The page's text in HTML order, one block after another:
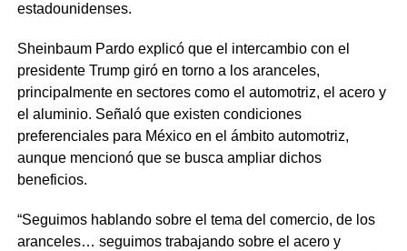
estadounidenses.
Sheinbaum Pardo explicó que el intercambio con el
presidente Trump giró en torno a los aranceles,
principalmente en sectores como el automotriz, el acero y
el aluminio. Señaló que existen condiciones
preferenciales para México en el ámbito automotriz,
aunque mencionó que se busca ampliar dichos
beneficios.
“Seguimos hablando sobre el tema del comercio, de los
aranceles… seguimos trabajando sobre el acero y